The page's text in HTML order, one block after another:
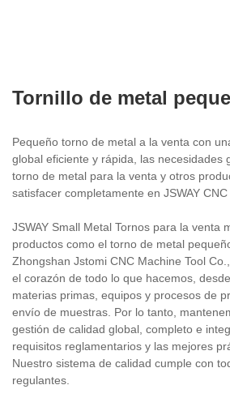
Tornillo de metal
Pequeño torno de metal a la venta con
global eficiente y rápida, las necesidades
torno de metal para la venta y otros
satisfacer completamente en JSWAY CNC
JSWAY Small Metal Tornos para la venta
productos como el torno de metal
Zhongshan Jstomi CNC Machine Tool
el corazón de todo lo que hacemos,
materias primas, equipos y procesos de
envío de muestras. Por lo tanto,
gestión de calidad global, completo e
requisitos reglamentarios y las mejores
Nuestro sistema de calidad cumple con
regulantes.